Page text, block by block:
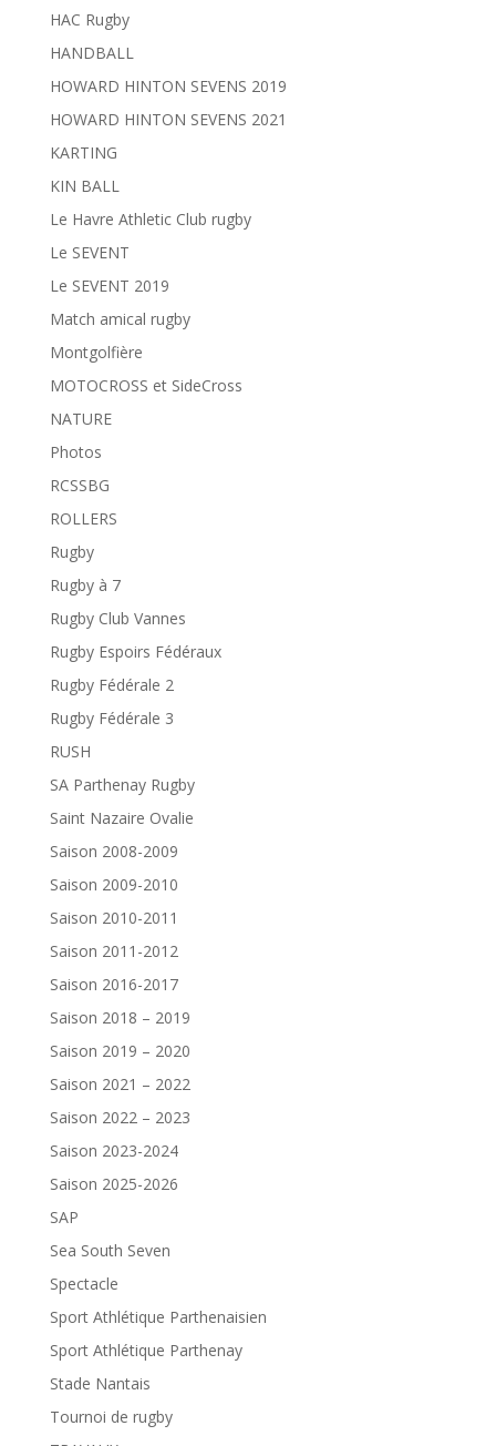
HAC Rugby
HANDBALL
HOWARD HINTON SEVENS 2019
HOWARD HINTON SEVENS 2021
KARTING
KIN BALL
Le Havre Athletic Club rugby
Le SEVENT
Le SEVENT 2019
Match amical rugby
Montgolfière
MOTOCROSS et SideCross
NATURE
Photos
RCSSBG
ROLLERS
Rugby
Rugby à 7
Rugby Club Vannes
Rugby Espoirs Fédéraux
Rugby Fédérale 2
Rugby Fédérale 3
RUSH
SA Parthenay Rugby
Saint Nazaire Ovalie
Saison 2008-2009
Saison 2009-2010
Saison 2010-2011
Saison 2011-2012
Saison 2016-2017
Saison 2018 – 2019
Saison 2019 – 2020
Saison 2021 – 2022
Saison 2022 – 2023
Saison 2023-2024
Saison 2025-2026
SAP
Sea South Seven
Spectacle
Sport Athlétique Parthenaisien
Sport Athlétique Parthenay
Stade Nantais
Tournoi de rugby